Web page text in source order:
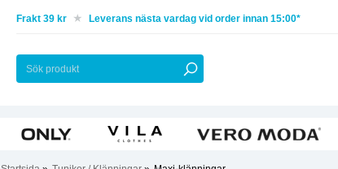
Frakt 39 kr Leverans nästa vardag vid order innan 15:00*